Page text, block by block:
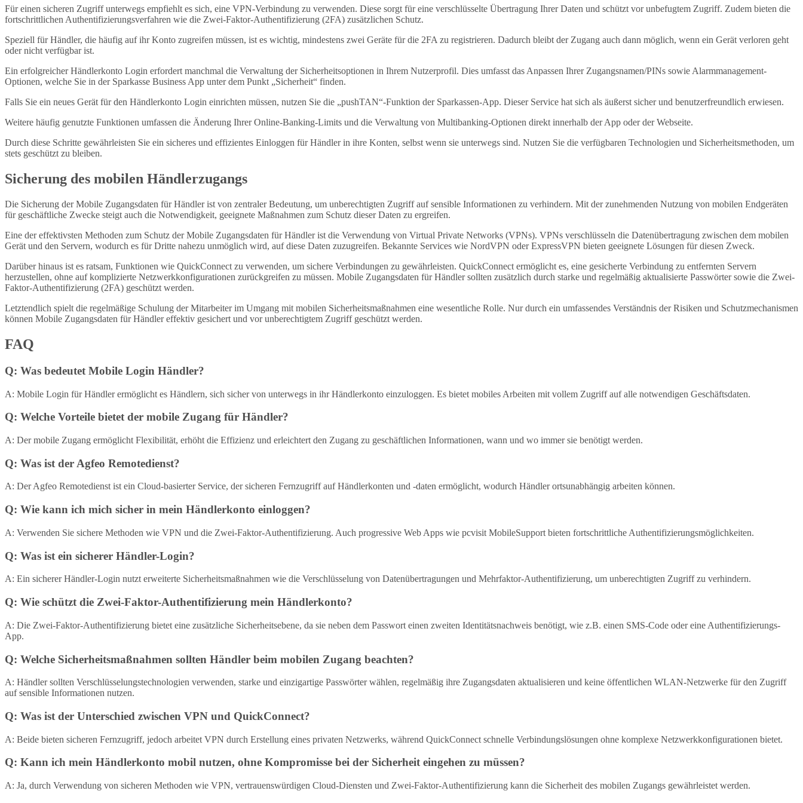
Für einen sicheren Zugriff unterwegs empfiehlt es sich, eine VPN-Verbindung zu verwenden. Diese sorgt für eine verschlüsselte Übertragung Ihrer Daten und schützt vor unbefugtem Zugriff. Zudem bieten die
fortschrittlichen Authentifizierungsverfahren wie die Zwei-Faktor-Authentifizierung (2FA) zusätzlichen Schutz.
Speziell für Händler, die häufig auf ihr Konto zugreifen müssen, ist es wichtig, mindestens zwei Geräte für die 2FA zu registrieren. Dadurch bleibt der Zugang auch dann möglich, wenn ein Gerät verloren geht
oder nicht verfügbar ist.
Ein erfolgreicher Händlerkonto Login erfordert manchmal die Verwaltung der Sicherheitsoptionen in Ihrem Nutzerprofil. Dies umfasst das Anpassen Ihrer Zugangsnamen/PINs sowie Alarmmanagement-
Optionen, welche Sie in der Sparkasse Business App unter dem Punkt „Sicherheit“ finden.
Falls Sie ein neues Gerät für den Händlerkonto Login einrichten müssen, nutzen Sie die „pushTAN“-Funktion der Sparkassen-App. Dieser Service hat sich als äußerst sicher und benutzerfreundlich erwiesen.
Weitere häufig genutzte Funktionen umfassen die Änderung Ihrer Online-Banking-Limits und die Verwaltung von Multibanking-Optionen direkt innerhalb der App oder der Webseite.
Durch diese Schritte gewährleisten Sie ein sicheres und effizientes Einloggen für Händler in ihre Konten, selbst wenn sie unterwegs sind. Nutzen Sie die verfügbaren Technologien und Sicherheitsmethoden, um
stets geschützt zu bleiben.
Sicherung des mobilen Händlerzugangs
Die Sicherung der Mobile Zugangsdaten für Händler ist von zentraler Bedeutung, um unberechtigten Zugriff auf sensible Informationen zu verhindern. Mit der zunehmenden Nutzung von mobilen Endgeräten
für geschäftliche Zwecke steigt auch die Notwendigkeit, geeignete Maßnahmen zum Schutz dieser Daten zu ergreifen.
Eine der effektivsten Methoden zum Schutz der Mobile Zugangsdaten für Händler ist die Verwendung von Virtual Private Networks (VPNs). VPNs verschlüsseln die Datenübertragung zwischen dem mobilen
Gerät und den Servern, wodurch es für Dritte nahezu unmöglich wird, auf diese Daten zuzugreifen. Bekannte Services wie NordVPN oder ExpressVPN bieten geeignete Lösungen für diesen Zweck.
Darüber hinaus ist es ratsam, Funktionen wie QuickConnect zu verwenden, um sichere Verbindungen zu gewährleisten. QuickConnect ermöglicht es, eine gesicherte Verbindung zu entfernten Servern
herzustellen, ohne auf komplizierte Netzwerkkonfigurationen zurückgreifen zu müssen. Mobile Zugangsdaten für Händler sollten zusätzlich durch starke und regelmäßig aktualisierte Passwörter sowie die Zwei-
Faktor-Authentifizierung (2FA) geschützt werden.
Letztendlich spielt die regelmäßige Schulung der Mitarbeiter im Umgang mit mobilen Sicherheitsmaßnahmen eine wesentliche Rolle. Nur durch ein umfassendes Verständnis der Risiken und Schutzmechanismen
können Mobile Zugangsdaten für Händler effektiv gesichert und vor unberechtigtem Zugriff geschützt werden.
FAQ
Q: Was bedeutet Mobile Login Händler?
A: Mobile Login für Händler ermöglicht es Händlern, sich sicher von unterwegs in ihr Händlerkonto einzuloggen. Es bietet mobiles Arbeiten mit vollem Zugriff auf alle notwendigen Geschäftsdaten.
Q: Welche Vorteile bietet der mobile Zugang für Händler?
A: Der mobile Zugang ermöglicht Flexibilität, erhöht die Effizienz und erleichtert den Zugang zu geschäftlichen Informationen, wann und wo immer sie benötigt werden.
Q: Was ist der Agfeo Remotedienst?
A: Der Agfeo Remotedienst ist ein Cloud-basierter Service, der sicheren Fernzugriff auf Händlerkonten und -daten ermöglicht, wodurch Händler ortsunabhängig arbeiten können.
Q: Wie kann ich mich sicher in mein Händlerkonto einloggen?
A: Verwenden Sie sichere Methoden wie VPN und die Zwei-Faktor-Authentifizierung. Auch progressive Web Apps wie pcvisit MobileSupport bieten fortschrittliche Authentifizierungsmöglichkeiten.
Q: Was ist ein sicherer Händler-Login?
A: Ein sicherer Händler-Login nutzt erweiterte Sicherheitsmaßnahmen wie die Verschlüsselung von Datenübertragungen und Mehrfaktor-Authentifizierung, um unberechtigten Zugriff zu verhindern.
Q: Wie schützt die Zwei-Faktor-Authentifizierung mein Händlerkonto?
A: Die Zwei-Faktor-Authentifizierung bietet eine zusätzliche Sicherheitsebene, da sie neben dem Passwort einen zweiten Identitätsnachweis benötigt, wie z.B. einen SMS-Code oder eine Authentifizierungs-
App.
Q: Welche Sicherheitsmaßnahmen sollten Händler beim mobilen Zugang beachten?
A: Händler sollten Verschlüsselungstechnologien verwenden, starke und einzigartige Passwörter wählen, regelmäßig ihre Zugangsdaten aktualisieren und keine öffentlichen WLAN-Netzwerke für den Zugriff
auf sensible Informationen nutzen.
Q: Was ist der Unterschied zwischen VPN und QuickConnect?
A: Beide bieten sicheren Fernzugriff, jedoch arbeitet VPN durch Erstellung eines privaten Netzwerks, während QuickConnect schnelle Verbindungslösungen ohne komplexe Netzwerkkonfigurationen bietet.
Q: Kann ich mein Händlerkonto mobil nutzen, ohne Kompromisse bei der Sicherheit eingehen zu müssen?
A: Ja, durch Verwendung von sicheren Methoden wie VPN, vertrauenswürdigen Cloud-Diensten und Zwei-Faktor-Authentifizierung kann die Sicherheit des mobilen Zugangs gewährleistet werden.